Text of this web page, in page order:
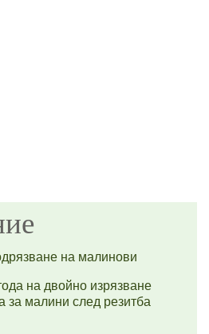
на малинови
на двойно изрязване
за малини след резитба